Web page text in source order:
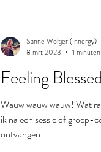
Feeling Blessed
Wauw wauw wauw! Wat
ik na een sessie of groep-
ontvangen....
Sanne Woltjer (Innergy)
8 mrt 2023
1